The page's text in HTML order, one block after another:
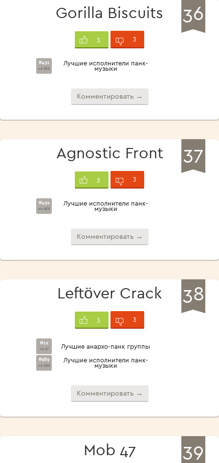
36
Gorilla Biscuits
3 3
#431
из 689
Лучшие исполнители панк-
музыки
Комментировать →
37
Agnostic Front
3 3
#432
из 689
Лучшие исполнители панк-
музыки
Комментировать →
38
Leftöver Crack
3 3
#12
из 27 Лучшие анархо-панк группы
#389
из 689
Лучшие исполнители панк-
музыки
Комментировать →
39
Mob 47